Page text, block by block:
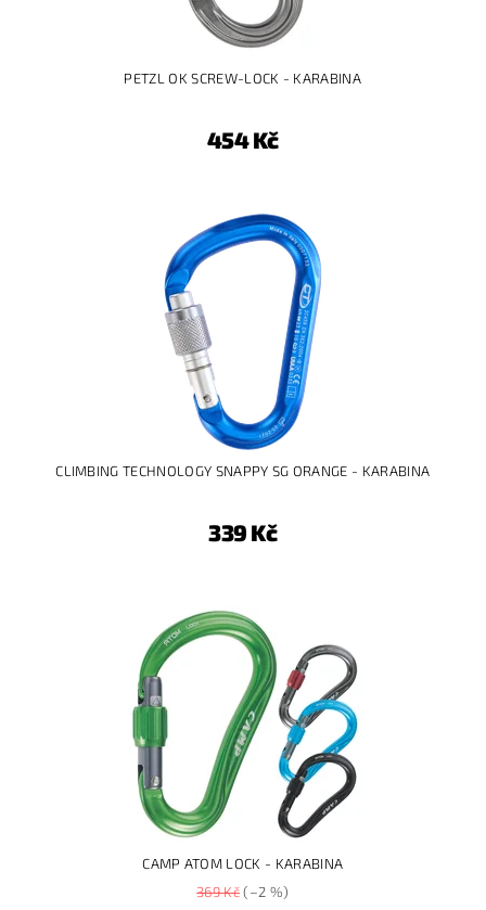
PETZL OK SCREW-LOCK - KARABINA
454 Kč
CLIMBING TECHNOLOGY SNAPPY SG ORANGE - KARABINA
339 Kč
CAMP ATOM LOCK - KARABINA
369 Kč(–2 %)